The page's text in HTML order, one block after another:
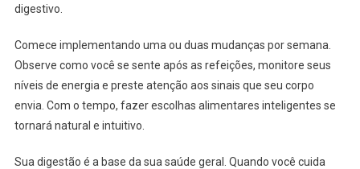
digestivo.
Comece implementando uma ou duas mudanças por semana.
Observe como você se sente após as refeições, monitore seus
níveis de energia e preste atenção aos sinais que seu corpo
envia. Com o tempo, fazer escolhas alimentares inteligentes se
tornará natural e intuitivo.
Sua digestão é a base da sua saúde geral. Quando você cuida